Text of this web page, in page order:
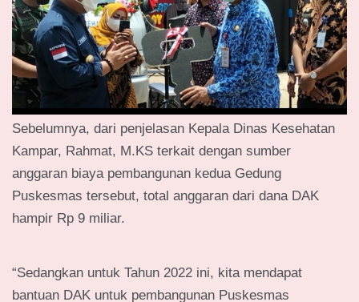
Sebelumnya, dari penjelasan Kepala Dinas Kesehatan
Kampar, Rahmat, M.KS terkait dengan sumber
anggaran biaya pembangunan kedua Gedung
Puskesmas tersebut, total anggaran dari dana DAK
hampir Rp 9 miliar.
“Sedangkan untuk Tahun 2022 ini, kita mendapat
bantuan DAK untuk pembangunan Puskesmas